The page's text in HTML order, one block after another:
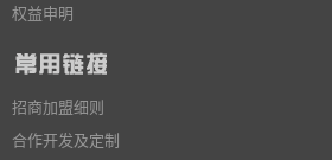
权益申明
招商加盟细则
合作开发及定制